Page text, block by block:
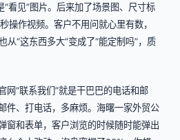
“看见”图片。后来加了场景图、尺寸标
操作视频。客户不用问就心里有数，
从“这东西多大”变成了“能定制吗”，质
网“联系我们”就是干巴巴的电话和邮
件、打电话，多麻烦。海曙一家外贸公
窗和表单，客户浏览的时候随时能弹出